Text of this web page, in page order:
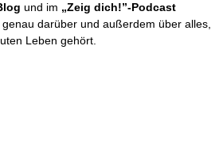
und im „Zeig dich!”-Podcast
darüber und außerdem über alles,
Leben gehört.